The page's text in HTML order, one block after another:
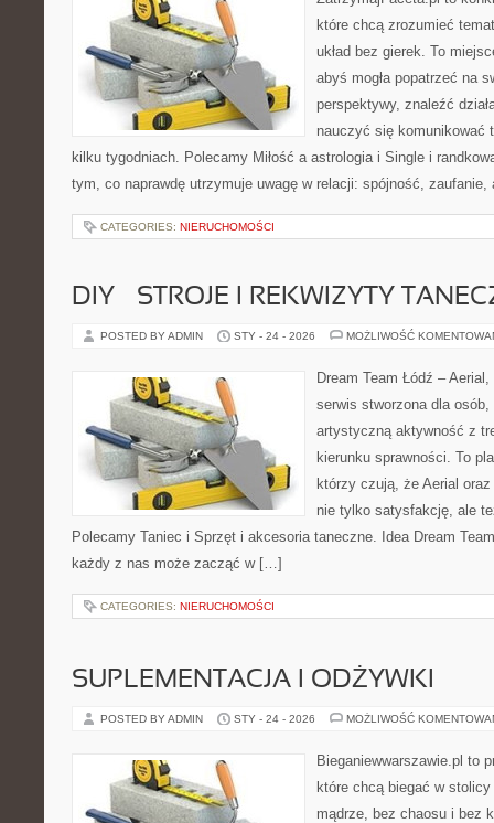
które chcą zrozumieć
układ bez gierek. To
abyś mogła popatrzeć na
perspektywy, znaleźć
nauczyć się komunikować
kilku tygodniach. Polecamy Miłość a astrologia i Single i
tym, co naprawdę utrzymuje uwagę w relacji: spójność,
CATEGORIES: NIERUCHOMOŚCI
DIY – STROJE I REKWIZYTY
POSTED BY ADMIN STY - 24 - 2026 MOŻLIWOŚĆ
Dream Team Łódź –
serwis stworzona dla
artystyczną aktywność z
kierunku sprawności. To
którzy czują, że Aerial
nie tylko satysfakcję, ale
Polecamy Taniec i Sprzęt i akcesoria taneczne. Idea Dream
każdy z nas może zacząć w […]
CATEGORIES: NIERUCHOMOŚCI
SUPLEMENTACJA I ODŻYWKI
POSTED BY ADMIN STY - 24 - 2026 MOŻLIWOŚĆ
Bieganiewwarszawie.pl to
które chcą biegać w
mądrze, bez chaosu i bez